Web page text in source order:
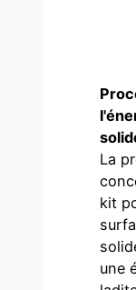
La
kit
une